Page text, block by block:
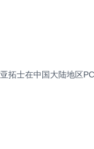
拓士在中国大陆地区